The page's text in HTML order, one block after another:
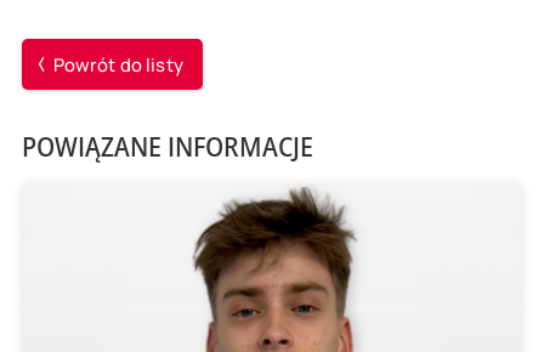
Powrót do listy
POWIĄZANE INFORMACJE